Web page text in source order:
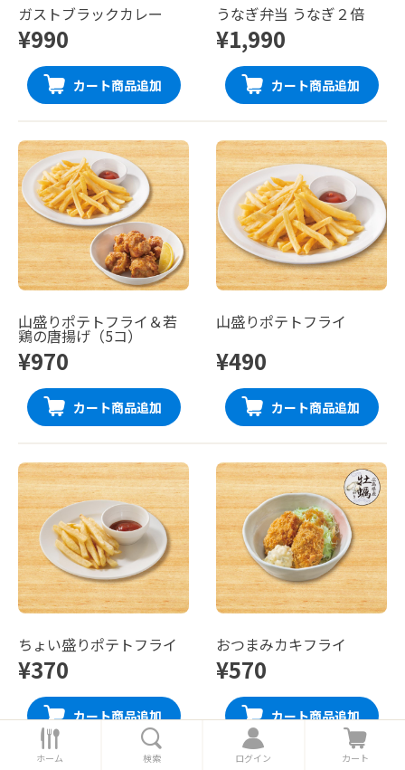
ガストブラックカレー
¥990
カート商品追加
うなぎ弁当 うなぎ２倍
¥1,990
カート商品追加
山盛りポテトフライ＆若
鶏の唐揚げ（5コ）
¥970
カート商品追加
山盛りポテトフライ
¥490
カート商品追加
ちょい盛りポテトフライ
¥370
カート商品追加
おつまみカキフライ
¥570
カート商品追加
ホ
ー
ホーム 索
検索
ロ
グ
ログイン
カ
ー
カート